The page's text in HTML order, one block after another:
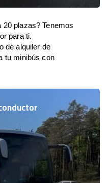
plazas? Tenemos
para ti.
de alquiler de
tu minibús con